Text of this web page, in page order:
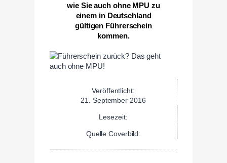
wie Sie auch ohne MPU zu
einem in Deutschland
gültigen Führerschein
kommen.
Veröffentlicht:
21. September 2016
Lesezeit:
Quelle Coverbild: